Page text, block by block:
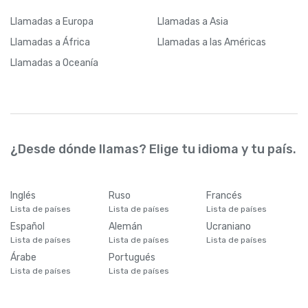
Llamadas a Europa Llamadas a Asia
Llamadas a África Llamadas a las Américas
Llamadas a Oceanía
¿Desde dónde llamas? Elige tu idioma y tu país.
Inglés
Lista de países
Ruso
Lista de países
Francés
Lista de países
Español
Lista de países
Alemán
Lista de países
Ucraniano
Lista de países
Árabe
Lista de países
Portugués
Lista de países